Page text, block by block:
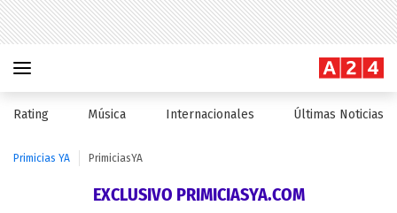
Rating Música Internacionales Últimas Noticias
Primicias YA PrimiciasYA
EXCLUSIVO PRIMICIASYA.COM